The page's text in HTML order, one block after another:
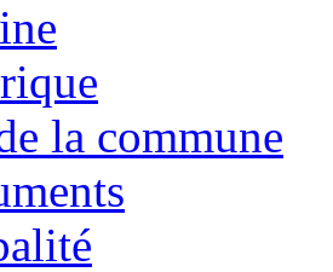
la commune